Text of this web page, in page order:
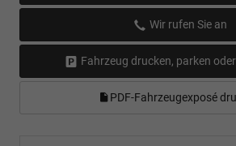
Wir rufen Sie an
Fahrzeug drucken, parken
PDF-Fahrzeugexposé